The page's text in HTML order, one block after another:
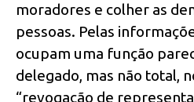
moradores e colher as
pessoas. Pelas
ocupam uma função
delegado, mas não total,
“revogação de